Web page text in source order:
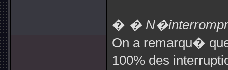
� �
On a remarqu�
100% des